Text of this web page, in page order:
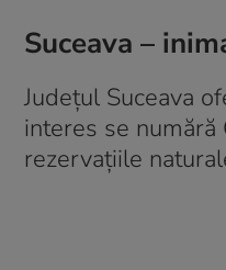
Suceava –
Județul Suceava
interes se numără
rezervațiile